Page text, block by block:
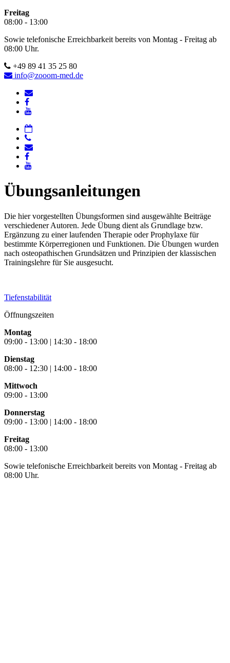
Freitag
08:00 - 13:00
Sowie telefonische Erreichbarkeit bereits von Montag - Freitag ab
08:00 Uhr.
+49 89 41 35 25 80
info@zooom-med.de
Übungsanleitungen
Die hier vorgestellten Übungsformen sind ausgewählte Beiträge
verschiedener Autoren. Jede Übung dient als Grundlage bzw.
Ergänzung zu einer laufenden Therapie oder Prophylaxe für
bestimmte Körperregionen und Funktionen. Die Übungen wurden
nach osteopathischen Grundsätzen und Prinzipien der klassischen
Trainingslehre für Sie ausgesucht.
Tiefenstabilität
Öffnungszeiten
Montag
09:00 - 13:00 | 14:30 - 18:00
Dienstag
08:00 - 12:30 | 14:00 - 18:00
Mittwoch
09:00 - 13:00
Donnerstag
09:00 - 13:00 | 14:00 - 18:00
Freitag
08:00 - 13:00
Sowie telefonische Erreichbarkeit bereits von Montag - Freitag ab
08:00 Uhr.